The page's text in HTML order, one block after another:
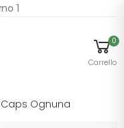
1
0
Carrello
Caps Ognuna